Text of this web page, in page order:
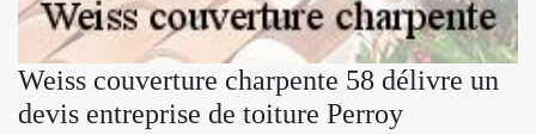
Weiss couverture charpente 58 délivre un
devis entreprise de toiture Perroy